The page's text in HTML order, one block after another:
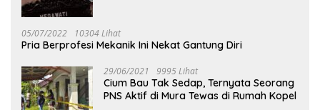
05/07/2022 10304 Lihat
Pria Berprofesi Mekanik Ini Nekat Gantung Diri
29/06/2021 9995 Lihat
Cium Bau Tak Sedap, Ternyata Seorang
PNS Aktif di Mura Tewas di Rumah Kopel